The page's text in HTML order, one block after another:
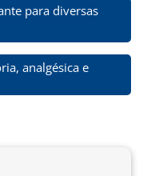
para diversas
analgésica e